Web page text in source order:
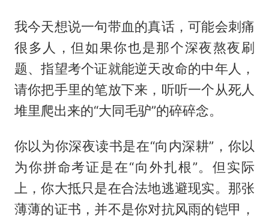
我今天想说一句带血的真话，可能会刺痛
很多人，但如果你也是那个深夜熬夜刷
题、指望考个证就能逆天改命的中年人，
请你把手里的笔放下来，听听一个从死人
堆里爬出来的“大同毛驴”的碎碎念。
你以为你深夜读书是在“向内深耕”，你以
为你拼命考证是在“向外扎根”。但实际
上，你大抵只是在合法地逃避现实。那张
薄薄的证书，并不是你对抗风雨的铠甲，